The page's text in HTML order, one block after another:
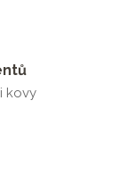
kovy